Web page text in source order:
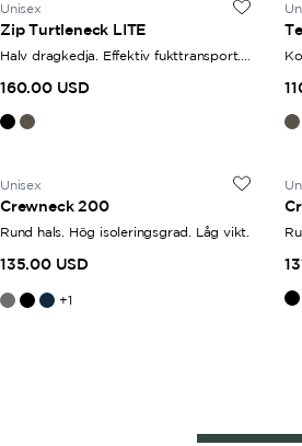
Unisex
Zip Turtleneck LITE
Halv dragkedja. Effektiv fukttransport.
160.00 USD
Unisex
Crewneck 200
Rund hals. Hög isoleringsgrad. Låg vikt.
135.00 USD
+1